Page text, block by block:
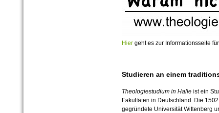
Hiergeht es zur Informationsseite
Studieren an einem
Theologiestudium in Halleist ein
Fakultäten in Deutschland. Die
gegründete Universität Wittenberg